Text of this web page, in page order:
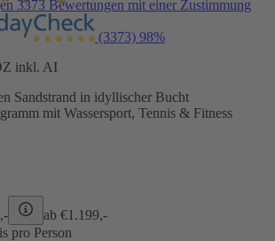
3373 Bewertungen mit einer Zustimmung
(3373) 98%
inkl. AI
Sandstrand in idyllischer Bucht
mit Wassersport, Tennis & Fitness
ab €1.199,-
pro Person